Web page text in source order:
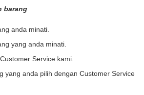
barang
anda minati.
yang anda minati.
Service kami.
yang anda pilih dengan Customer Service